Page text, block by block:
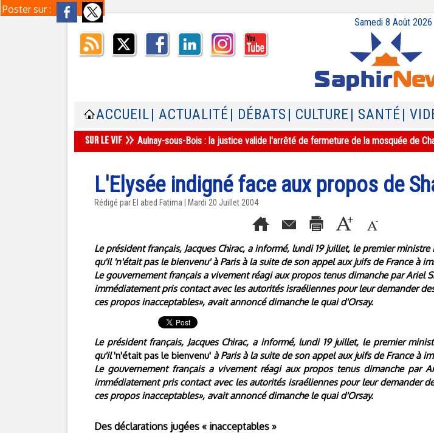
Poster sur :
Samedi 8 Août 2026
ACCUEIL | ACTUALITÉ | DÉBATS | CULTURE | SANTÉ |
Aulnay-sous-Bois : la justice valide l'arrêté de fermeture de la mosquée de
L'Elysée indigné face aux propos de
Rédigé par El abed Fatima | Mardi 20 Juillet 2004
Le président français, Jacques Chirac, a informé, lundi 19 juillet, le premier
qu'il 'n'était pas le bienvenu' à Paris à la suite de son appel aux juifs de France à
Le gouvernement français a vivement réagi aux propos tenus dimanche par Ariel
immédiatement pris contact avec les autorités israéliennes pour leur demander
ces propos inacceptables», avait annoncé dimanche le quai d'Orsay.
Le président français, Jacques Chirac, a informé, lundi 19 juillet, le premier
qu'il'n'était pas le bienvenu' à Paris à la suite de son appel aux juifs de France à
Le gouvernement français a vivement réagi aux propos tenus dimanche par
immédiatement pris contact avec les autorités israéliennes pour leur demander
ces propos inacceptables», avait annoncé dimanche le quai d'Orsay.
Des déclarations jugées « inacceptables »